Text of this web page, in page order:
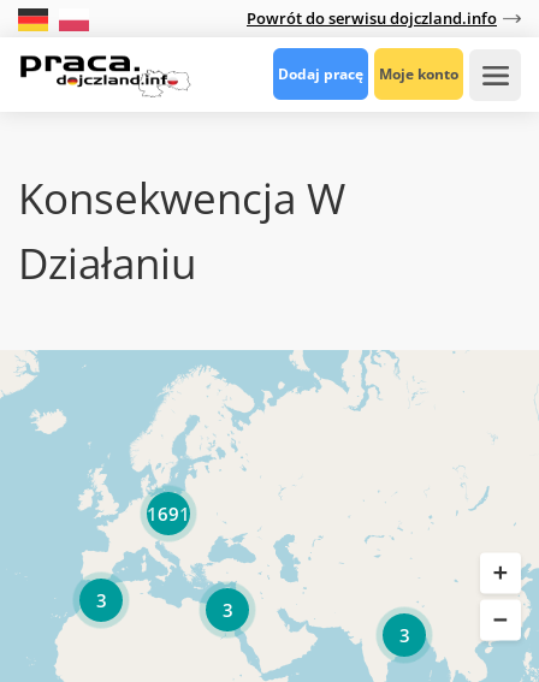
Powrót do serwisu dojczland.info
Dodaj pracę Moje konto
Konsekwencja W
Działaniu
3
3
3
1691